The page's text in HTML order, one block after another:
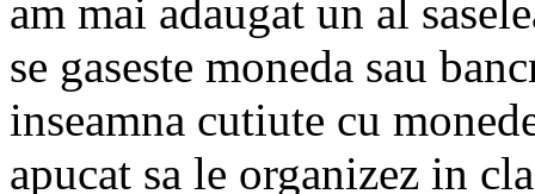
am mai adaugat un al
se gaseste moneda sau
inseamna cutiute cu
apucat sa le organizez in